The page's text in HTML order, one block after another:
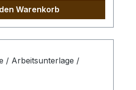
Hammerkopf. -
240 mm /
1250 gr / Kopf-Ø: 75 mm
/ Schlägel / Rawhide
Ausführung.
Warenkorb